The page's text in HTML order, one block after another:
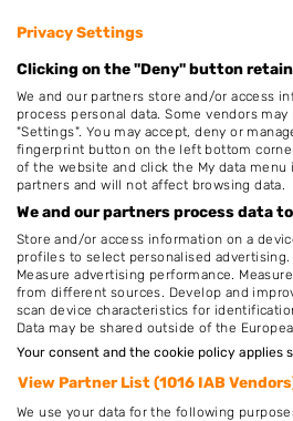
Hierbij bevestig
en/of andere
om dit bedrijf te
Voorwaarden
Privacy Settings
Clicking on the "Deny" button
We and our partners store and/or access
process personal data. Some vendors
"Settings". You may accept, deny or
fingerprint button on the left bottom
of the website and click the My data
partners and will not affect browsing data.
We and our partners process data
Store and/or access information on a
profiles to select personalised
Measure advertising performance.
from different sources. Develop and
scan device characteristics for
Data may be shared outside of the
Your consent and the cookie policy applies
View Partner List (1016 IAB
We use your data for the following